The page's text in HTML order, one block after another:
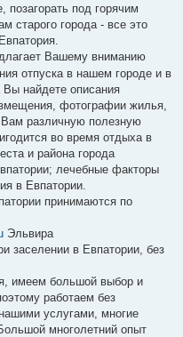
позагорать под горячим
старого города - все это
Вашему вниманию
отпуска в нашем городе и в
Вы найдете описания
фотографии жилья,
различную полезную
во время отдыха в
и района города
лечебные факторы
в Евпатории.
принимаются по
Эльвира
заселении в Евпатории, без
имеем большой выбор и
работаем без
услугами, многие
многолетний опыт